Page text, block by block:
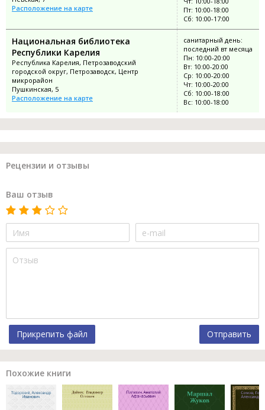
Расположение на карте
Пт: 10:00-18:00
Сб: 10:00-17:00
Национальная библиотека
Республики Карелия
Республика Карелия, Петрозаводский
городской округ, Петрозаводск, Центр
микрорайон
Пушкинская, 5
Расположение на карте
санитарный день:
последний вт месяца
Пн: 10:00-20:00
Вт: 10:00-20:00
Ср: 10:00-20:00
Чт: 10:00-20:00
Сб: 10:00-18:00
Вс: 10:00-18:00
Рецензии и отзывы
Ваш отзыв
Прикрепить файл Отправить
Похожие книги